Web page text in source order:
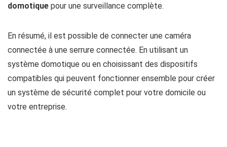
domotique pour une surveillance complète.
En résumé, il est possible de connecter une caméra
connectée à une serrure connectée. En utilisant un
système domotique ou en choisissant des dispositifs
compatibles qui peuvent fonctionner ensemble pour créer
un système de sécurité complet pour votre domicile ou
votre entreprise.